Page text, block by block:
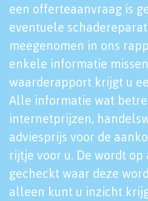
een offerteaanvraag is
eventuele
meegenomen in ons
enkele informatie
waarderapport krijgt u
Alle informatie wat
internetprijzen,
adviesprijs voor de
rijtje voor u. De wordt
gecheckt waar deze
alleen kunt u inzicht